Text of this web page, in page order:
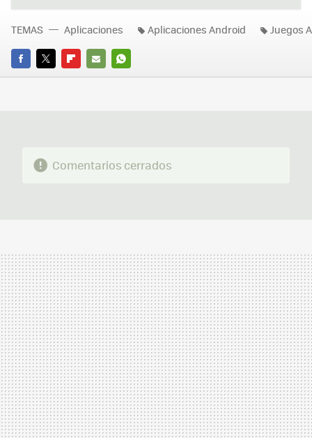
FACEBOOK
TWITTERFLIPBOARD
E-
WHATSAPP
TEMAS Aplicaciones Aplicaciones Android Juegos
Comentarios cerrados